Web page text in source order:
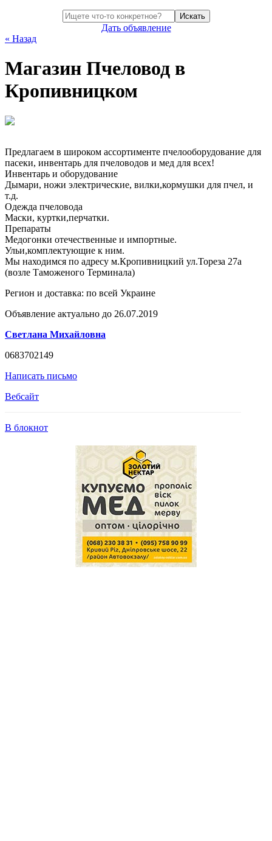
Искать
Дать объявление
« Назад
Магазин Пчеловод в
Кропивницком
Предлагаем в широком ассортименте пчелооборудование для
пасеки, инвентарь для пчеловодов и мед для всех!
Инвентарь и оборудование
Дымари, ножи электрические, вилки,кормушки для пчел, и
т.д.
Одежда пчеловода
Маски, куртки,перчатки.
Препараты
Медогонки отечественные и импортные.
Ульи,комплектующие к ним.
Мы находимся по адресу м.Кропивницкий ул.Тореза 27а
(возле Таможеного Терминала)
Регион и доставка: по всей Украине
Объявление актуально до 26.07.2019
Светлана Михайловна
0683702149
Написать письмо
Вебсайт
В блокнот